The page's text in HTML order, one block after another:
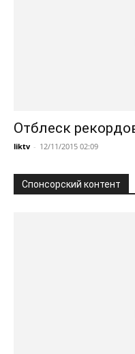
Отблеск
liktv - 12/11/2015 02:09
Спонсорский контент